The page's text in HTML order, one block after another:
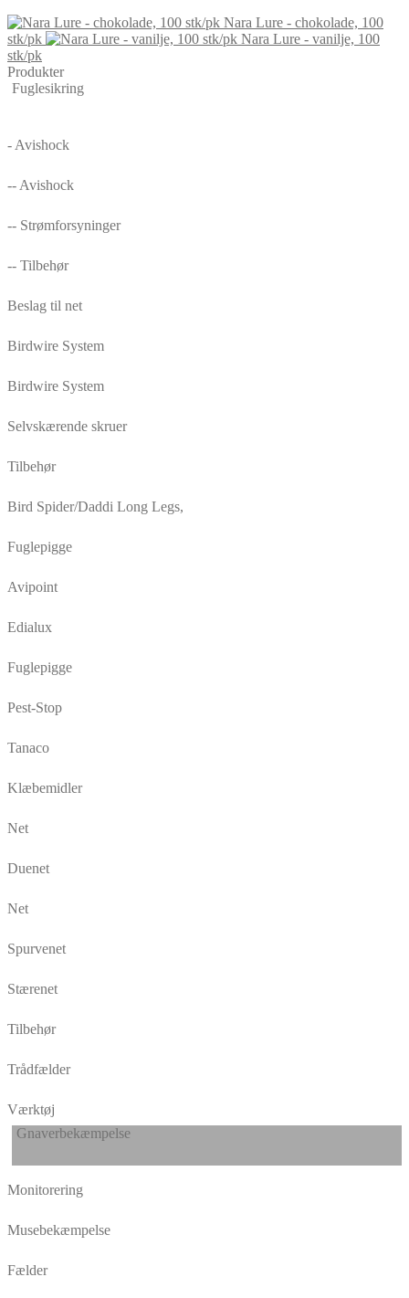
Nara Lure - chokolade, 100
stk/pk
Nara Lure - vanilje, 100
stk/pk
Produkter
Fuglesikring
- Avishock
-- Avishock
-- Strømforsyninger
-- Tilbehør
Beslag til net
Birdwire System
Birdwire System
Selvskærende skruer
Tilbehør
Bird Spider/Daddi Long Legs,
Fuglepigge
Avipoint
Edialux
Fuglepigge
Pest-Stop
Tanaco
Klæbemidler
Net
Duenet
Net
Spurvenet
Stærenet
Tilbehør
Trådfælder
Værktøj
Gnaverbekæmpelse
Monitorering
Musebekæmpelse
Fælder